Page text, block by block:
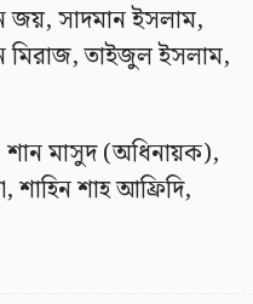
জয়, সাদমান ইসলাম,
মিরাজ, তাইজুল ইসলাম,
মাসুদ (অধিনায়ক),
শাহ আফ্রিদি,